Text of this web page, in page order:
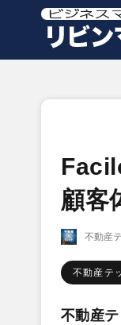
顧客
不動産
不動産テ
不動産